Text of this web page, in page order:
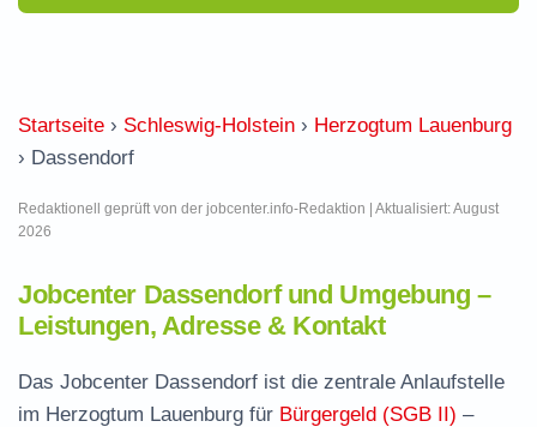
Startseite › Schleswig-Holstein › Herzogtum Lauenburg
› Dassendorf
Redaktionell geprüft von der jobcenter.info-Redaktion | Aktualisiert: August
2026
Jobcenter Dassendorf und Umgebung –
Leistungen, Adresse & Kontakt
Das Jobcenter Dassendorf ist die zentrale Anlaufstelle
im Herzogtum Lauenburg für Bürgergeld (SGB II) –